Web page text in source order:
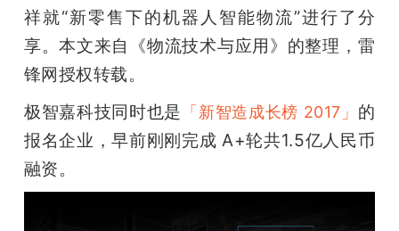
开
课
活
动
祥就“新零售下的机器人智能物流”进行了分
享。本文来自《物流技术与应用》的整理，雷
锋网授权转载。
极智嘉科技同时也是 「新智造成长榜 2017」 的
报名企业，早前刚刚完成 A+轮共1.5亿人民币
融资。